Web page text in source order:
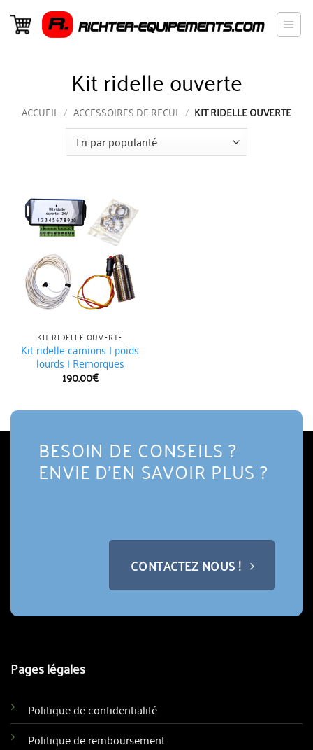
Passer
Kit ridelle ouverte
ACCUEIL / ACCESSOIRES DE RECUL / KIT RIDELLE OUVERTE
KIT RIDELLE OUVERTE
Kit ridelle camions | poids
lourds | Remorques
190.00€
BESOIN DE CONSEILS ?
ENVIE D'EN SAVOIR PLUS ?
CONTACTEZ NOUS !
Pages légales
Politique de confidentialité
Politique de remboursement